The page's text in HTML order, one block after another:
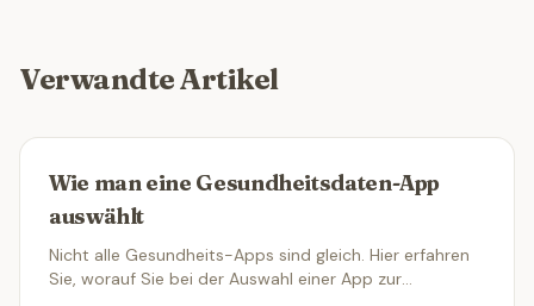
Verwandte Artikel
Wie man eine Gesundheitsdaten-App
auswählt
Nicht alle Gesundheits-Apps sind gleich. Hier erfahren
Sie, worauf Sie bei der Auswahl einer App zur